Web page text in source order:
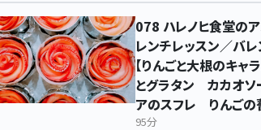
078 ハレノヒ食堂の
レンチレッスン／バ
【りんごと大根のキャ
とグラタン カカオソ
アのスフレ りんごの
95分